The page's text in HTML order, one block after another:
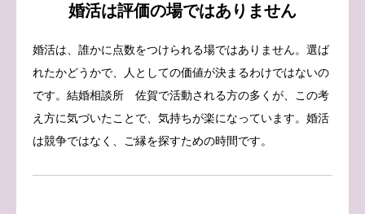
婚活は評価の場ではありません
婚活は、誰かに点数をつけられる場ではありません。選ば
れたかどうかで、人としての価値が決まるわけではないの
です。結婚相談所 佐賀で活動される方の多くが、この考
え方に気づいたことで、気持ちが楽になっています。婚活
は競争ではなく、ご縁を探すための時間です。